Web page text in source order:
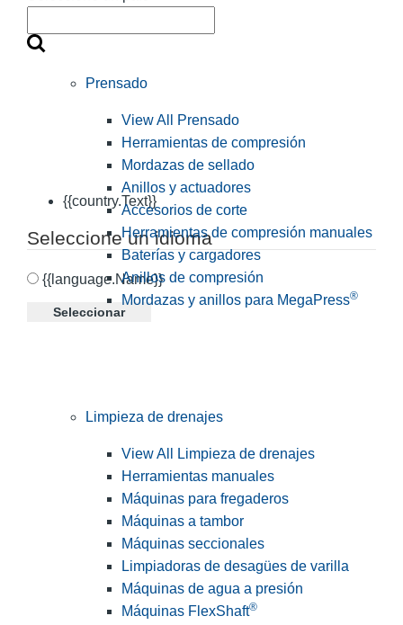
{{country.Text}}
Seleccione un idioma
{{language.Name}}
Seleccionar
Prensado
View All Prensado
Herramientas de compresión
Mordazas de sellado
Anillos y actuadores
Accesorios de corte
Herramientas de compresión manuales
Baterías y cargadores
Anillos de compresión
Mordazas y anillos para MegaPress®
Limpieza de drenajes
View All Limpieza de drenajes
Herramientas manuales
Máquinas para fregaderos
Máquinas a tambor
Máquinas seccionales
Limpiadoras de desagües de varilla
Máquinas de agua a presión
Máquinas FlexShaft®